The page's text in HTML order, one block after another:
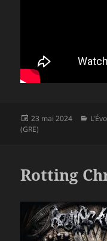
Publié
le
23 mai 2024
(GRE)
Rotting